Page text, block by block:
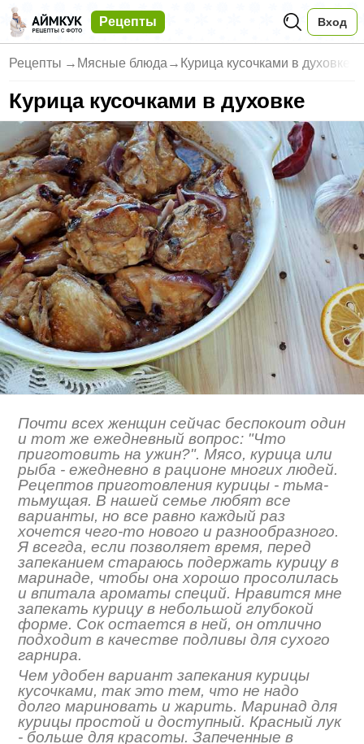
Рецепты Вход
Рецепты → Мясные блюда → Курица кусочками в духовке
Курица кусочками в духовке
Почти всех женщин сейчас беспокоит один
и тот же ежедневный вопрос: "Что
приготовить на ужин?". Мясо, курица или
рыба - ежедневно в рационе многих людей.
Рецептов приготовления курицы - тьма-
тьмущая. В нашей семье любят все
варианты, но все равно каждый раз
хочется чего-то нового и разнообразного.
Я всегда, если позволяет время, перед
запеканием стараюсь подержать курицу в
маринаде, чтобы она хорошо просолилась
и впитала ароматы специй. Нравится мне
запекать курицу в небольшой глубокой
форме. Сок остается в ней, он отлично
подходит в качестве подливы для сухого
гарнира.
Чем удобен вариант запекания курицы
кусочками, так это тем, что не надо
долго мариновать и жарить. Маринад для
курицы простой и доступный. Красный лук
- больше для красоты. Запеченные в